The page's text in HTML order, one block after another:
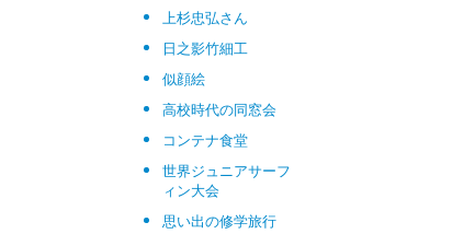
上杉忠弘さん
日之影竹細工
似顔絵
高校時代の同窓会
コンテナ食堂
世界ジュニアサーフ
ィン大会
思い出の修学旅行